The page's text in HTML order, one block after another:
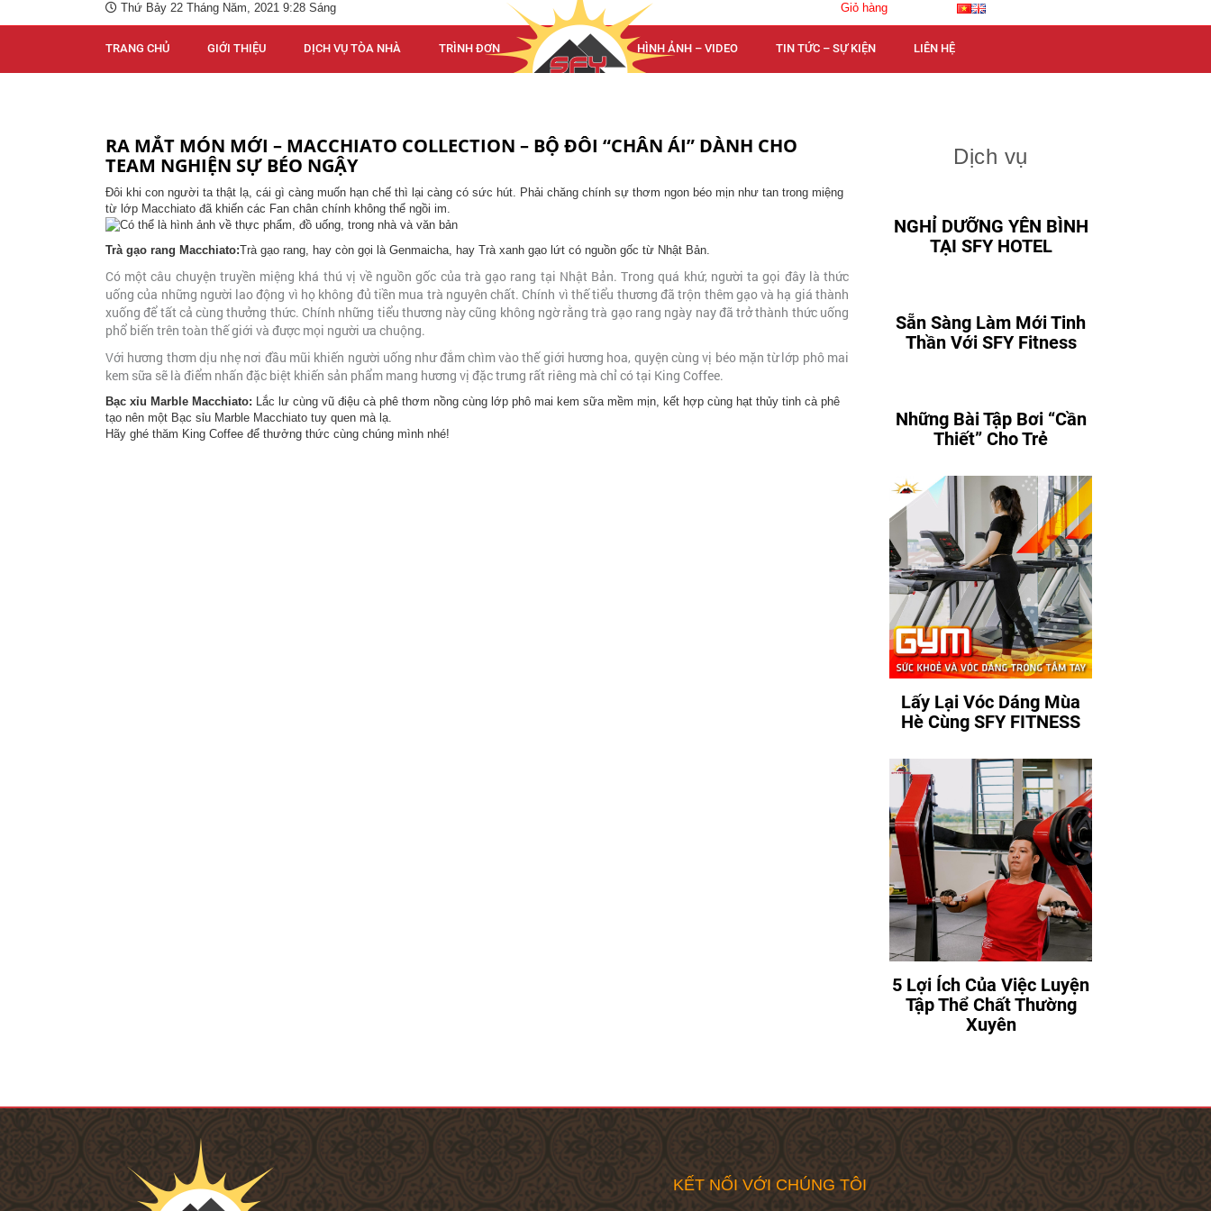
Thứ Bảy 22 Tháng Năm, 2021 9:28 Sáng Giỏ hàng
TRANG CHỦ GIỚI THIỆU DỊCH VỤ TÒA NHÀ TRÌNH ĐƠN TRÌNH ĐƠN HÌNH ẢNH – VIDEO TIN TỨC – SỰ KIỆN LIÊN HỆ
RA MẮT MÓN MỚI – MACCHIATO COLLECTION – BỘ ĐÔI “CHÂN ÁI” DÀNH CHO
TEAM NGHIỆN SỰ BÉO NGẬY
Đôi khi con người ta thật lạ, cái gì càng muốn hạn chế thì lại càng có sức hút. Phải chăng chính sự thơm ngon béo mịn như tan trong miệng
từ lớp Macchiato đã khiến các Fan chân chính không thể ngồi im.
Trà gạo rang Macchiato:Trà gạo rang, hay còn gọi là Genmaicha, hay Trà xanh gạo lứt có nguồn gốc từ Nhật Bản.
Có một câu chuyện truyền miệng khá thú vị về nguồn gốc của trà gạo rang tại Nhật Bản. Trong quá khứ, người ta gọi đây là thức
uống của những người lao động vì họ không đủ tiền mua trà nguyên chất. Chính vì thế tiểu thương đã trộn thêm gạo và hạ giá thành
xuống để tất cả cùng thưởng thức. Chính những tiểu thương này cũng không ngờ rằng trà gạo rang ngày nay đã trở thành thức uống
phổ biến trên toàn thế giới và được mọi người ưa chuộng.
Với hương thơm dịu nhẹ nơi đầu mũi khiến người uống như đắm chìm vào thế giới hương hoa, quyện cùng vị béo mặn từ lớp phô mai
kem sữa sẽ là điểm nhấn đặc biệt khiến sản phẩm mang hương vị đặc trưng rất riêng mà chỉ có tại King Coffee.
Bạc xỉu Marble Macchiato: Lắc lư cùng vũ điệu cà phê thơm nồng cùng lớp phô mai kem sữa mềm mịn, kết hợp cùng hạt thủy tinh cà phê
tạo nên một Bạc sỉu Marble Macchiato tuy quen mà lạ.
Hãy ghé thăm King Coffee để thưởng thức cùng chúng mình nhé!
Dịch vụ
NGHỈ DƯỠNG YÊN BÌNH
TẠI SFY HOTEL
Sẵn Sàng Làm Mới Tinh
Thần Với SFY Fitness
Những Bài Tập Bơi “Cần
Thiết” Cho Trẻ
Lấy Lại Vóc Dáng Mùa
Hè Cùng SFY FITNESS
5 Lợi Ích Của Việc Luyện
Tập Thể Chất Thường
Xuyên
KẾT NỐI VỚI CHÚNG TÔI